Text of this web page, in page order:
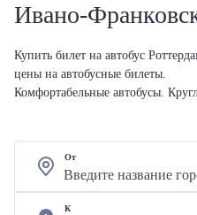
Ивано-
Купить билет на автобус
цены на автобусные билеты.
Комфортабельные автобусы.
От
К